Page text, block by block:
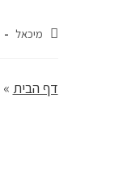
מיכאל
דף הבית »